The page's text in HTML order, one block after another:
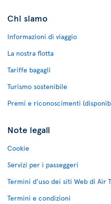
Chi siamo
Informazioni di viaggio
La nostra flotta
Tariffe bagagli
Turismo sostenibile
Premi e riconoscimenti
Note legali
Cookie
Servizi per i passeggeri
Termini d'uso dei siti Web di Air
Termini e condizioni